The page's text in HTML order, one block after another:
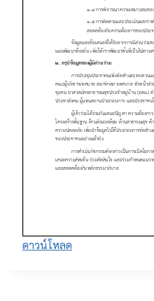
ดาวน์โหลด